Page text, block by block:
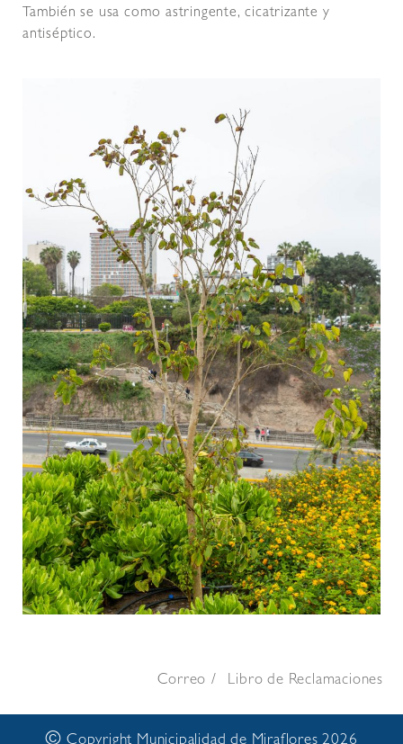
También se usa como astringente, cicatrizante y
antiséptico.
Correo Libro de Reclamaciones
Copyright Municipalidad de Miraflores 2026